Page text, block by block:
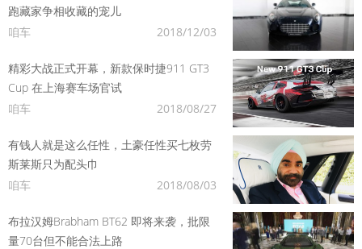
跑藏家争相收藏的宠儿
咱车
2018/12/03
精彩大战正式开幕，新款保时捷911 GT3
Cup 在上海赛车场官试
咱车
2018/08/27
有钱人就是这么任性，土豪任性买七枚劳
斯莱斯只为配头巾
咱车
2018/08/03
布拉汉姆Brabham BT62 即将来袭，批限
量70台但不能合法上路